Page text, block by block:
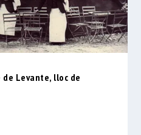
Levante, lloc de